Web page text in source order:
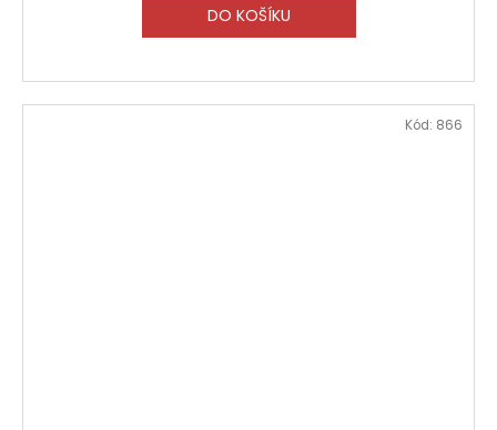
DO KOŠÍKU
Kód: 866